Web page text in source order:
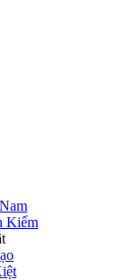
Kiếm